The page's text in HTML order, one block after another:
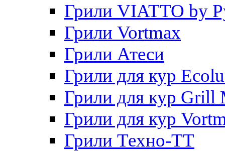
Грили VIATTO by
Грили Vortmax
Грили Атеси
Грили для кур
Грили для кур Grill
Грили для кур
Грили Техно-ТТ